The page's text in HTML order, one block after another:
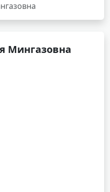
Мингазовна